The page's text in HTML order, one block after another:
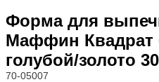
Форма для
Маффин Квадрат
голубой/золото
70-05007